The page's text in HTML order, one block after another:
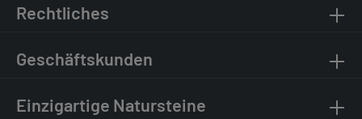
Rechtliches
Geschäftskunden
Einzigartige Natursteine